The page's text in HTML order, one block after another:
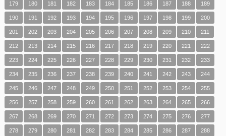
179 180 181 182 183 184 185 186 187 188 189
190 191 192 193 194 195 196 197 198 199 200
201 202 203 204 205 206 207 208 209 210 211
212 213 214 215 216 217 218 219 220 221 222
223 224 225 226 227 228 229 230 231 232 233
234 235 236 237 238 239 240 241 242 243 244
245 246 247 248 249 250 251 252 253 254 255
256 257 258 259 260 261 262 263 264 265 266
267 268 269 270 271 272 273 274 275 276 277
278 279 280 281 282 283 284 285 286 287 288